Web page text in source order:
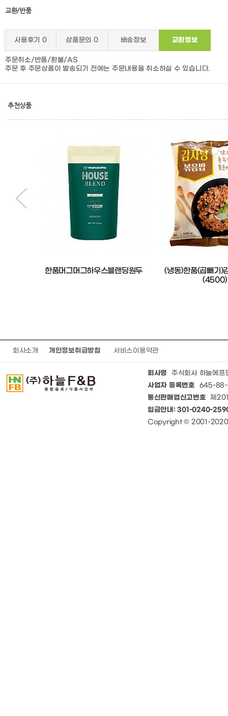
교환/반품
사용후기 0 상품문의 0 배송정보 교환정보
주문취소/반품/환불/AS
주문 후 주문상품이 발송되기 전에는 주문내용을 취소하실 수 있습니다.
추천상품
한품머그머그하우스블랜딩원두
(냉동)한품(곱빼기)
(4500)
회사소개 개인정보취급방침 서비스이용약관
회사명 주식회사 하늘에프
사업자 등록번호 645-88-
통신판매업신고번호 제
입금안내: 301-0240-
Copyright © 2001-2020